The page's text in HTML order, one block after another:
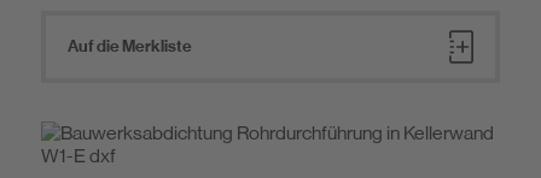
Auf die Merkliste